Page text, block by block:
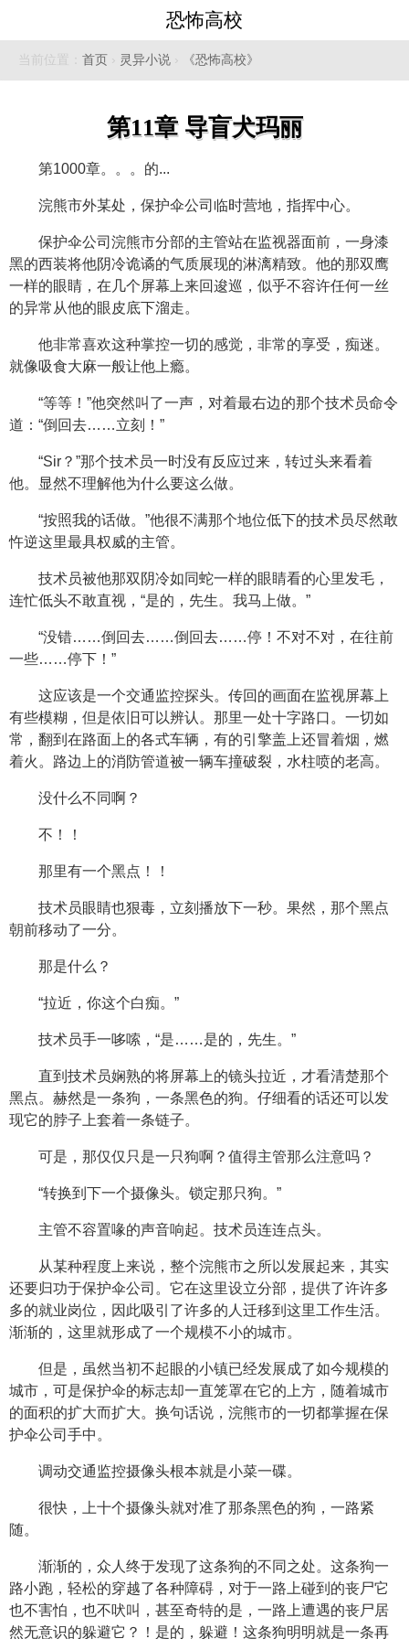
恐怖高校
当前位置： 首页 › 灵异小说 › 《恐怖高校》
第11章 导盲犬玛丽
第1000章。。。的...
浣熊市外某处，保护伞公司临时营地，指挥中心。
保护伞公司浣熊市分部的主管站在监视器面前，一身漆
黑的西装将他阴冷诡谲的气质展现的淋漓精致。他的那双鹰
一样的眼睛，在几个屏幕上来回逡巡，似乎不容许任何一丝
的异常从他的眼皮底下溜走。
他非常喜欢这种掌控一切的感觉，非常的享受，痴迷。
就像吸食大麻一般让他上瘾。
“等等！”他突然叫了一声，对着最右边的那个技术员命令
道：“倒回去……立刻！”
“Sir？”那个技术员一时没有反应过来，转过头来看着
他。显然不理解他为什么要这么做。
“按照我的话做。”他很不满那个地位低下的技术员尽然敢
忤逆这里最具权威的主管。
技术员被他那双阴冷如同蛇一样的眼睛看的心里发毛，
连忙低头不敢直视，“是的，先生。我马上做。”
“没错……倒回去……倒回去……停！不对不对，在往前
一些……停下！”
这应该是一个交通监控探头。传回的画面在监视屏幕上
有些模糊，但是依旧可以辨认。那里一处十字路口。一切如
常，翻到在路面上的各式车辆，有的引擎盖上还冒着烟，燃
着火。路边上的消防管道被一辆车撞破裂，水柱喷的老高。
没什么不同啊？
不！！
那里有一个黑点！！
技术员眼睛也狠毒，立刻播放下一秒。果然，那个黑点
朝前移动了一分。
那是什么？
“拉近，你这个白痴。”
技术员手一哆嗦，“是……是的，先生。”
直到技术员娴熟的将屏幕上的镜头拉近，才看清楚那个
黑点。赫然是一条狗，一条黑色的狗。仔细看的话还可以发
现它的脖子上套着一条链子。
可是，那仅仅只是一只狗啊？值得主管那么注意吗？
“转换到下一个摄像头。锁定那只狗。”
主管不容置喙的声音响起。技术员连连点头。
从某种程度上来说，整个浣熊市之所以发展起来，其实
还要归功于保护伞公司。它在这里设立分部，提供了许许多
多的就业岗位，因此吸引了许多的人迁移到这里工作生活。
渐渐的，这里就形成了一个规模不小的城市。
但是，虽然当初不起眼的小镇已经发展成了如今规模的
城市，可是保护伞的标志却一直笼罩在它的上方，随着城市
的面积的扩大而扩大。换句话说，浣熊市的一切都掌握在保
护伞公司手中。
调动交通监控摄像头根本就是小菜一碟。
很快，上十个摄像头就对准了那条黑色的狗，一路紧
随。
渐渐的，众人终于发现了这条狗的不同之处。这条狗一
路小跑，轻松的穿越了各种障碍，对于一路上碰到的丧尸它
也不害怕，也不吠叫，甚至奇特的是，一路上遭遇的丧尸居
然无意识的躲避它？！是的，躲避！这条狗明明就是一条再